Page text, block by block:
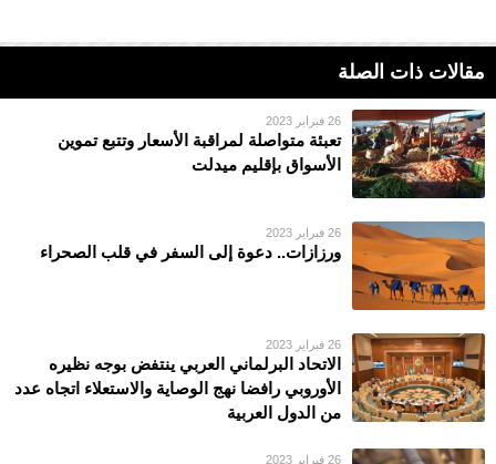
مقالات ذات الصلة
26 فبراير 2023
تعبئة متواصلة لمراقبة الأسعار وتتبع تموين
الأسواق بإقليم ميدلت
26 فبراير 2023
ورزازات.. دعوة إلى السفر في قلب الصحراء
26 فبراير 2023
الاتحاد البرلماني العربي ينتفض بوجه نظيره
الأوروبي رافضا نهج الوصاية والاستعلاء اتجاه عدد
من الدول العربية
26 فبراير 2023